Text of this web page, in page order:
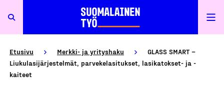
Etusivu Merkki- ja yrityshaku
GLASS SMART –
Liukulasijärjestelmät, parvekelasitukset, lasikatokset- ja -
kaiteet